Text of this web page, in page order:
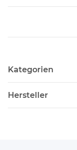
Kategorien
Hersteller